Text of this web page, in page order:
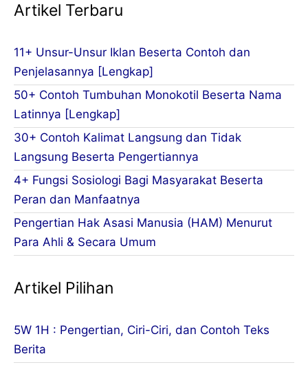
Artikel Terbaru
11+ Unsur-Unsur Iklan Beserta Contoh dan
Penjelasannya [Lengkap]
50+ Contoh Tumbuhan Monokotil Beserta Nama
Latinnya [Lengkap]
30+ Contoh Kalimat Langsung dan Tidak
Langsung Beserta Pengertiannya
4+ Fungsi Sosiologi Bagi Masyarakat Beserta
Peran dan Manfaatnya
Pengertian Hak Asasi Manusia (HAM) Menurut
Para Ahli & Secara Umum
Artikel Pilihan
5W 1H : Pengertian, Ciri-Ciri, dan Contoh Teks
Berita